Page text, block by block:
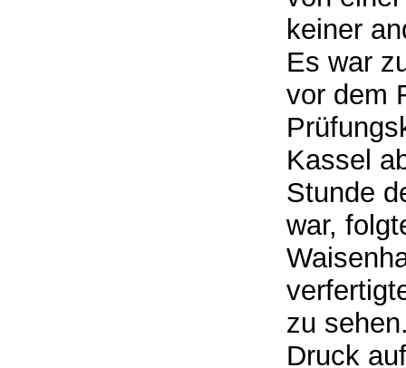
keiner
Es war
vor dem
Kassel
Stunde
war,
zu
Druck